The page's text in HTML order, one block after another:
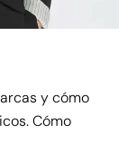
y cómo
Cómo